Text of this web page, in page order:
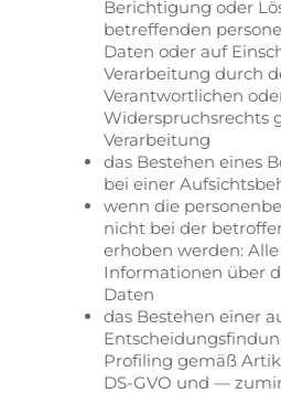
Berichtigung oder
betreffenden
Daten oder auf
Verarbeitung durch
Verantwortlichen
Widerspruchsrechts
Verarbeitung
das Bestehen eines
bei einer
wenn die
nicht bei der
erhoben werden:
Informationen über
Daten
das Bestehen einer
Profiling gemäß
DS-GVO und —